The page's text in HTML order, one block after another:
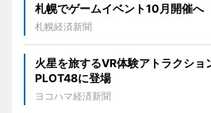
札幌でゲームイベント10月開催
札幌経済新聞
火星を旅するVR体験アトラクシ
PLOT48に登場
ヨコハマ経済新聞